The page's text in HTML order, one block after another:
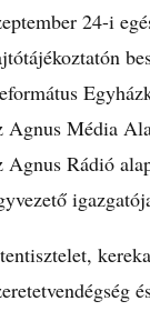
24-i
Agnus Média
Agnus Rádió